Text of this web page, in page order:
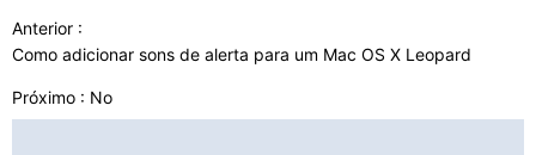
Anterior :
Como adicionar sons de alerta para um Mac OS X Leopard
Próximo : No